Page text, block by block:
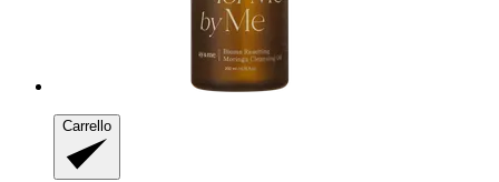
Carrello